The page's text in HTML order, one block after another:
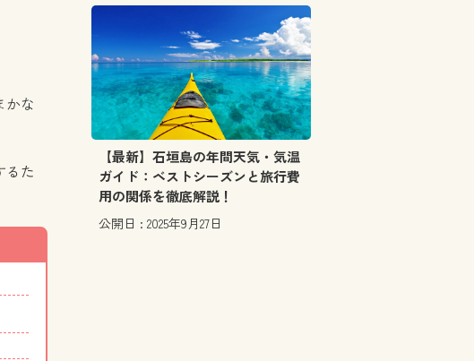
かな
るた
【最新】石垣島の年間天気・気温
ガイド：ベストシーズンと旅行費
用の関係を徹底解説！
公開日 : 2025年9月27日